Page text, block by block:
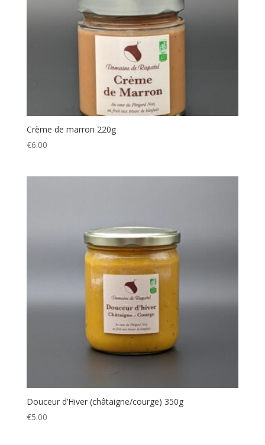
Crème de marron 220g
€6.00
Douceur d’Hiver (châtaigne/courge) 350g
€5.00